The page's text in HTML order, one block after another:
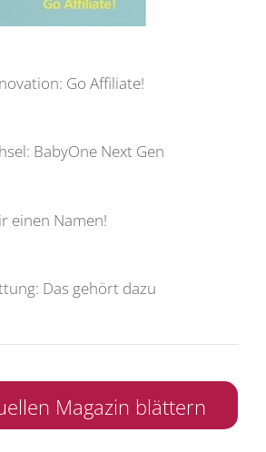
Go Affiliate!
BabyOne Next Gen
einen Namen!
Das gehört dazu
Magazin blättern